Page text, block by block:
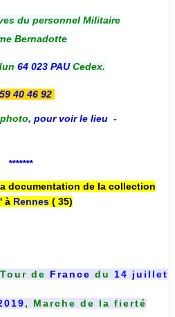
du personnel Militaire
Bernadotte
64 023 PAUCedex.
40 46 92
, pour voir le lieu -
*******
documentation de la collection
à Rennes( 35)
Tour de France du 14 juillet
, Marche de la fierté